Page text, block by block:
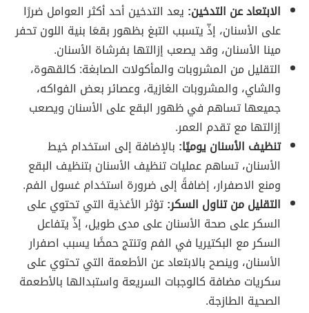
الابتعاد عن التدخين: يعد التدخين أحد أكثر العوامل ضررًا
على الأسنان، إذّ يتسبب التبغ بظهور بقعَا بنية اللون تحفر
مينا الأسنان، وقد يصعب إزالتها بفرشاة الأسنان.
التقليل من المشروبات والمأكولات الصابغة: كالقهوة،
والشاي، والمشروبات الغازية، وعصائر بعض الفواكه،
جميعها تساهم في ظهور البقع على الأسنان ويصعب
إزالتها مع تقدم العمر.
تنظيف الأسنان يوميًا: بالإضافة إلى استخدام خيط
الأسنان، تساهم عمليات تنظيف الأسنان بتنظيف البقع
ومنع الاصفرار، إضافةً إلى ضرورة استخدام غسول الفم.
التقليل من تناول السكر:تؤثر الأغذية التي تحتوي على
السكر على صحة الأسنان على مدى طويل، إذّ يتفاعل
السكر مع البكتيريا في الفم وتنتج حمضًا يسبب اصفرار
الأسنان، وينصح بالابتعاد عن الأطعمة التي تحتوي على
سكريات مضافة كالوجبات السريعة واستبدالها بالأطعمة
الصحية الطازجة.